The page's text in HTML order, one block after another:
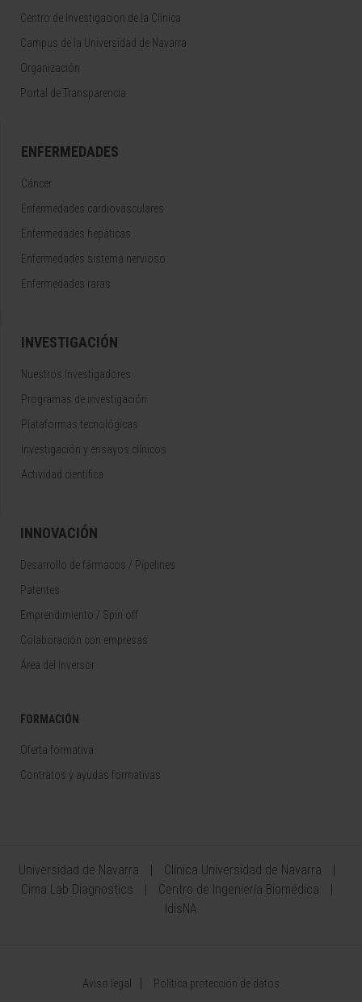
Centro de Investigacion de la Clínica
Campus de la Universidad de Navarra
Organización
Portal de Transparencia
ENFERMEDADES
Cáncer
Enfermedades cardiovasculares
Enfermedades hepáticas
Enfermedades sistema nervioso
Enfermedades raras
INVESTIGACIÓN
Nuestros Investigadores
Programas de investigación
Plataformas tecnológicas
Investigación y ensayos clínicos
Actividad científica
INNOVACIÓN
Desarrollo de fármacos / Pipelines
Patentes
Emprendimiento / Spin off
Colaboración con empresas
Área del Inversor
FORMACIÓN
Oferta formativa
Contratos y ayudas formativas
Universidad de Navarra
Clínica Universidad de Navarra
Cima Lab Diagnostics
Centro de Ingeniería Biomédica
IdisNA
Aviso legal Política protección de datos